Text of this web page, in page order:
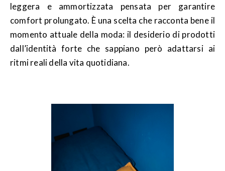
leggera e ammortizzata pensata per garantire
comfort prolungato. È una scelta che racconta bene il
momento attuale della moda: il desiderio di prodotti
dall’identità forte che sappiano però adattarsi ai
ritmi reali della vita quotidiana.